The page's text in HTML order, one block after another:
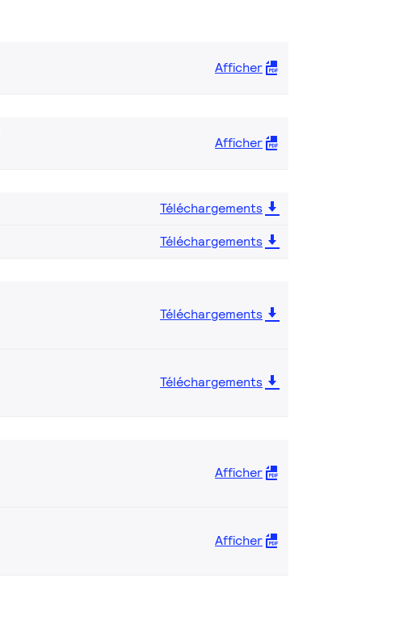
Afficher
Afficher
Téléchargements
Téléchargements
Téléchargements
Téléchargements
Afficher
Afficher